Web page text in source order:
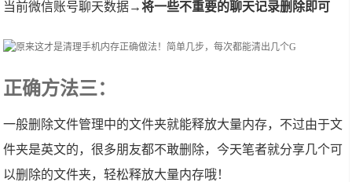
当前微信账号聊天数据→将一些不重要的聊天记录删除即可
正确方法三：
一般删除文件管理中的文件夹就能释放大量内存，不过由于文
件夹是英文的，很多朋友都不敢删除，今天笔者就分享几个可
以删除的文件夹，轻松释放大量内存哦！